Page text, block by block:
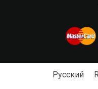
Русский